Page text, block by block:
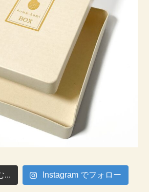
... Instagram でフォロー